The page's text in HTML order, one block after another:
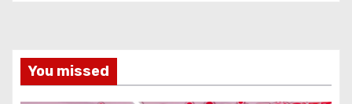
You missed